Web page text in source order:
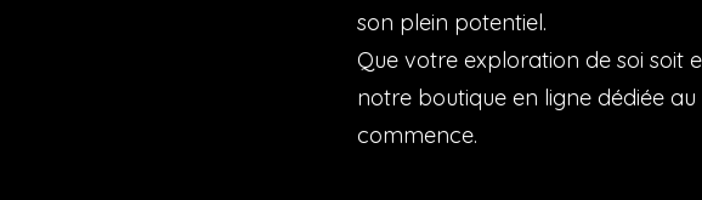
son plein potentiel.
Que votre exploration de soi soit
notre boutique en ligne dédiée
commence.